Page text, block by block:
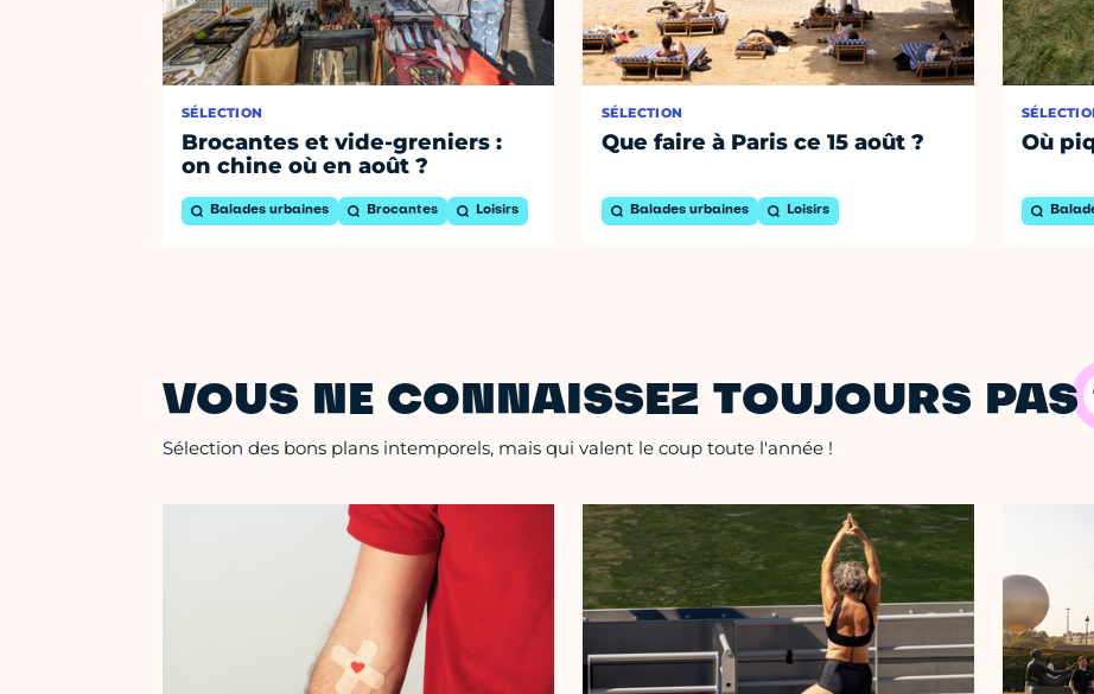
SÉLECTION
Brocantes et vide-greniers :
on chine où en août ?
Balades urbaines Brocantes Loisirs
SÉLECTION
Que faire à Paris ce 15 août ?
Balades urbaines Loisirs
Où
VOUS NE CONNAISSEZ TOUJOURS PAS
Sélection des bons plans intemporels, mais qui valent le coup toute l'année !